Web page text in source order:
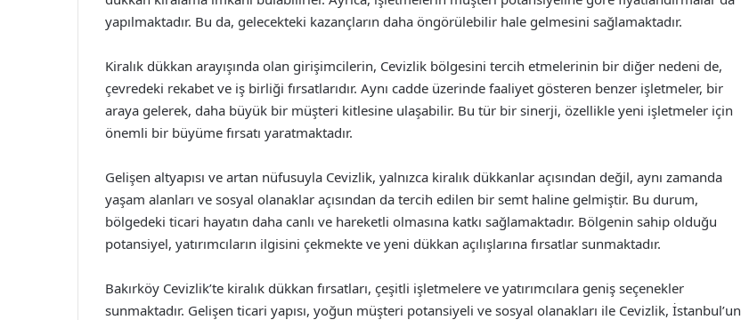
yapılmaktadır. Bu da, gelecekteki kazançların daha öngörülebilir hale gelmesini sağlamaktadır.
Kiralık dükkan arayışında olan girişimcilerin, Cevizlik bölgesini tercih etmelerinin bir diğer nedeni de,
çevredeki rekabet ve iş birliği fırsatlarıdır. Aynı cadde üzerinde faaliyet gösteren benzer işletmeler, bir
araya gelerek, daha büyük bir müşteri kitlesine ulaşabilir. Bu tür bir sinerji, özellikle yeni işletmeler için
önemli bir büyüme fırsatı yaratmaktadır.
Gelişen altyapısı ve artan nüfusuyla Cevizlik, yalnızca kiralık dükkanlar açısından değil, aynı zamanda
yaşam alanları ve sosyal olanaklar açısından da tercih edilen bir semt haline gelmiştir. Bu durum,
bölgedeki ticari hayatın daha canlı ve hareketli olmasına katkı sağlamaktadır. Bölgenin sahip olduğu
potansiyel, yatırımcıların ilgisini çekmekte ve yeni dükkan açılışlarına fırsatlar sunmaktadır.
Bakırköy Cevizlik’te kiralık dükkan fırsatları, çeşitli işletmelere ve yatırımcılara geniş seçenekler
sunmaktadır. Gelişen ticari yapısı, yoğun müşteri potansiyeli ve sosyal olanakları ile Cevizlik, İstanbul’un